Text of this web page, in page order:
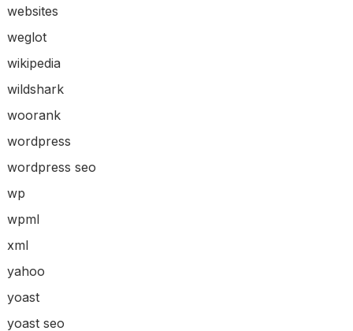
websites
weglot
wikipedia
wildshark
woorank
wordpress
wordpress seo
wp
wpml
xml
yahoo
yoast
yoast seo